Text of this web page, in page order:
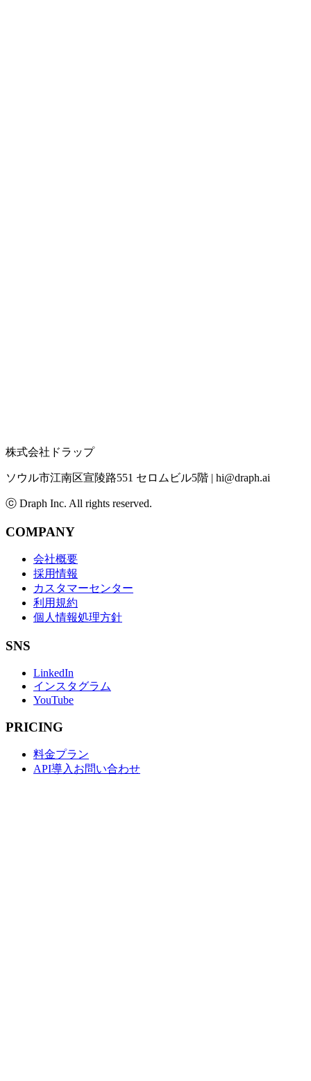
株式会社ドラップ
ソウル市江南区宣陵路551 セロムビル5階 | hi@draph.ai
ⓒ Draph Inc. All rights reserved.
COMPANY
会社概要
採用情報
カスタマーセンター
利用規約
個人情報処理方針
SNS
LinkedIn
インスタグラム
YouTube
PRICING
料金プラン
API導入お問い合わせ